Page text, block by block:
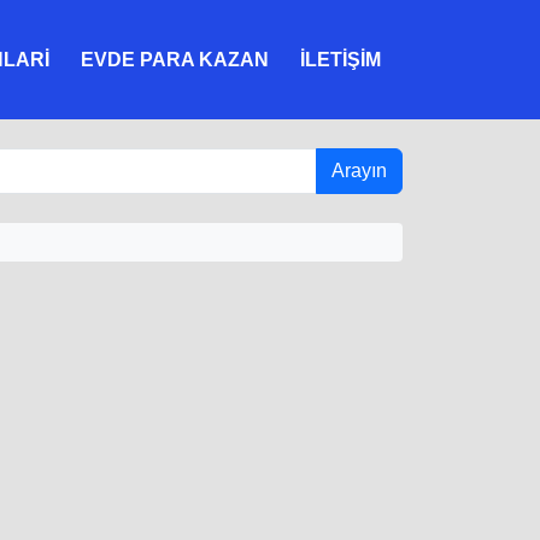
EVDE PARA KAZAN İLETIŞIM
Arayın